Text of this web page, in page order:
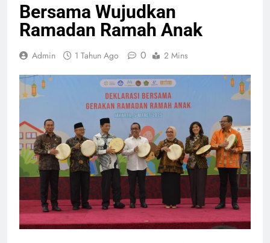
Bersama Wujudkan
Ramadan Ramah Anak
Admin 1 Tahun Ago 0 2 Mins